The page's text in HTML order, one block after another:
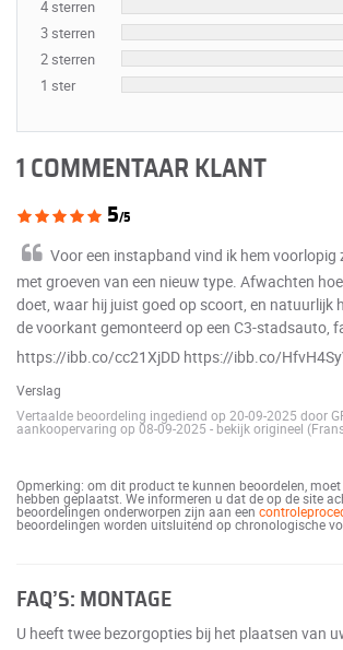
4 sterren
3 sterren
2 sterren
1 ster
1 COMMENTAAR KLANT
5/5
Voor een instapband vind ik hem voorlopig
met groeven van een nieuw type. Afwachten
doet, waar hij juist goed op scoort, en natuurlijk
de voorkant gemonteerd op een C3-stadsauto,
https://ibb.co/cc21XjDD https://ibb.co/
Verslag
Vertaalde beoordeling ingediend op 20-09-2025 door
aankoopervaring op 08-09-2025 - bekijk origineel
Opmerking: om dit product te kunnen beoordelen,
hebben geplaatst. We informeren u dat de op de site
beoordelingen onderworpen zijn aan een
beoordelingen worden uitsluitend op chronologische
FAQ’S: MONTAGE
U heeft twee bezorgopties bij het plaatsen van